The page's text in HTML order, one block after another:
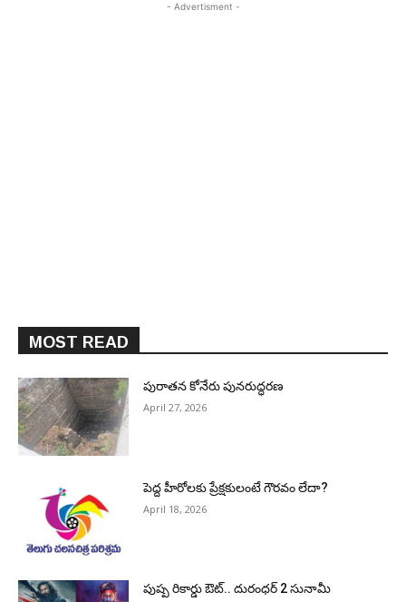
- Advertisment -
MOST READ
పురాత‌న కోనేరు పున‌రుద్ధ‌ర‌ణ
April 27, 2026
పెద్ద హీరోల‌కు ప్రేక్ష‌కులంటే గౌర‌వం లేదా?
April 18, 2026
పుష్ప రికార్డు ఔట్‌.. దురంధ‌ర్ 2 సునామీ